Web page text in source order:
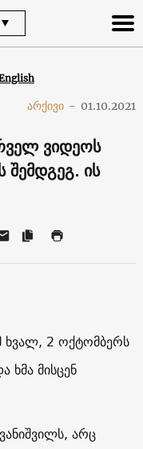
არქივი - 01.10.2021
ვიდეოს
ის
ხვალ, 2 ოქტომბერს
ხმა მისცენ
არც